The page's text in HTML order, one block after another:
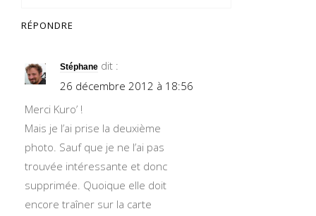
RÉPONDRE
Stéphane dit :
26 décembre 2012 à 18:56
Merci Kuro’ !
Mais je l’ai prise la deuxième
photo. Sauf que je ne l’ai pas
trouvée intéressante et donc
supprimée. Quoique elle doit
encore traîner sur la carte